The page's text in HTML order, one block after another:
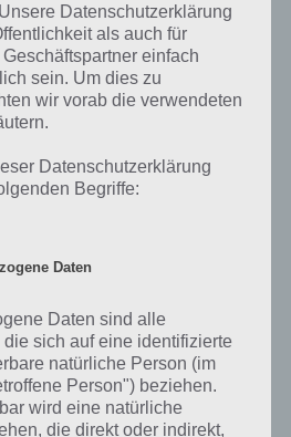
immer besser. Wie erwähnt braucht
in Clumsy Ninja. Entsprechend
Investition lohnt.
vorherein für die Zahlung mit
und ihr für Diamanten sogar 10
wenn ihr einen In App Kauf tätigen
zu gewinnen.
freigeschaltet, welche man sich
kaufen kann. Nachdem ihr bei einem
habt, gibt es keine Münzen mehr.
immernoch verdienen.
Datenschutzerklärung
als auch für
einfach
sein. Um dies zu
wir vorab die verwendeten
Datenschutzerklärung
Begriffe:
Daten
Daten sind alle
die sich auf eine identifizierte
natürliche Person (im
Person") beziehen.
wird eine natürliche
die direkt oder indirekt,